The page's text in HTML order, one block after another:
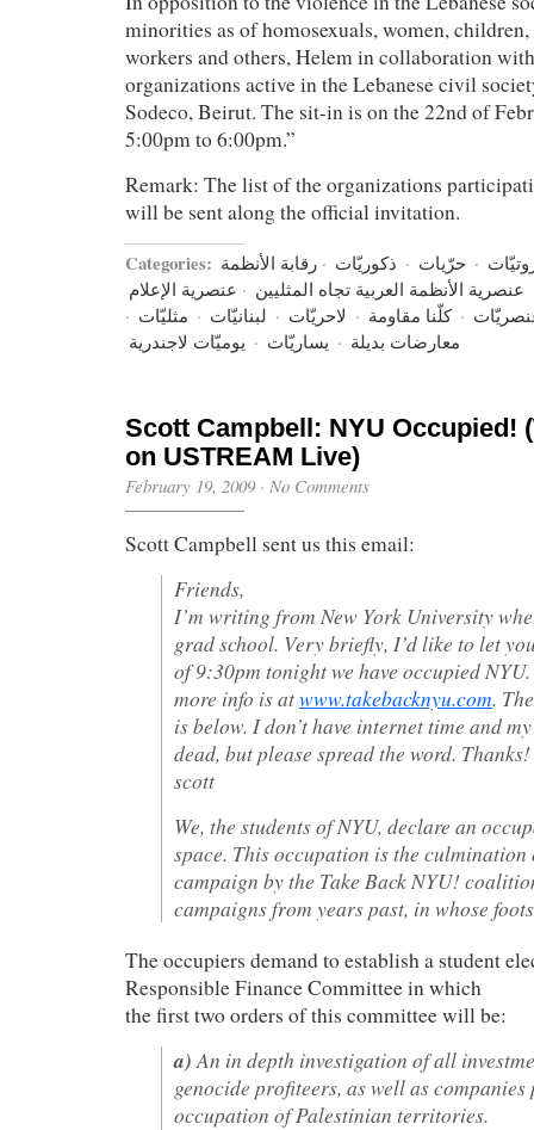
minorities as of homosexuals, women,
workers and others, Helem in collaboration
organizations active in the Lebanese civil
Sodeco, Beirut. The sit-in is on the 22nd of
5:00pm to 6:00pm.”
Remark: The list of the organizations
will be sent along the official invitation.
Categories: · حرّيات · ذكوريّات · رقابة الأنظمة
عنصرية الأنظمة العربية تجاه المثليين · عنصرية الإعلام
· كلّنا مقاومة · لاحريّات · لبنانيّات · مثليّات ·
معارضات بديلة · يساريّات · يوميّات لاجندرية
Scott Campbell: NYU Occupied!
on USTREAM Live)
February 19, 2009· No Comments
Scott Campbell sent us this email:
Friends,
I’m writing from New York University
grad school. Very briefly, I’d like to let
of 9:30pm tonight we have occupied
more info is atwww.takebacknyu.com.
is below. I don’t have internet time and
dead, but please spread the word. Thanks!
scott
We, the students of NYU, declare an
space. This occupation is the culmination
campaign by the Take Back NYU!
campaigns from years past, in whose
The occupiers demand to establish a student
Responsible Finance Committee in which
the first two orders of this committee will be:
a)An in depth investigation of all
genocide profiteers, as well as
occupation of Palestinian territories.